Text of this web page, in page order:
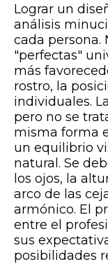
Lograr un
análisis
cada persona.
"perfectas"
más
rostro, la
individuales.
pero no se
misma forma
un equilibrio
natural. Se
los ojos, la
arco de las
armónico. El
entre el
sus
posibilidades